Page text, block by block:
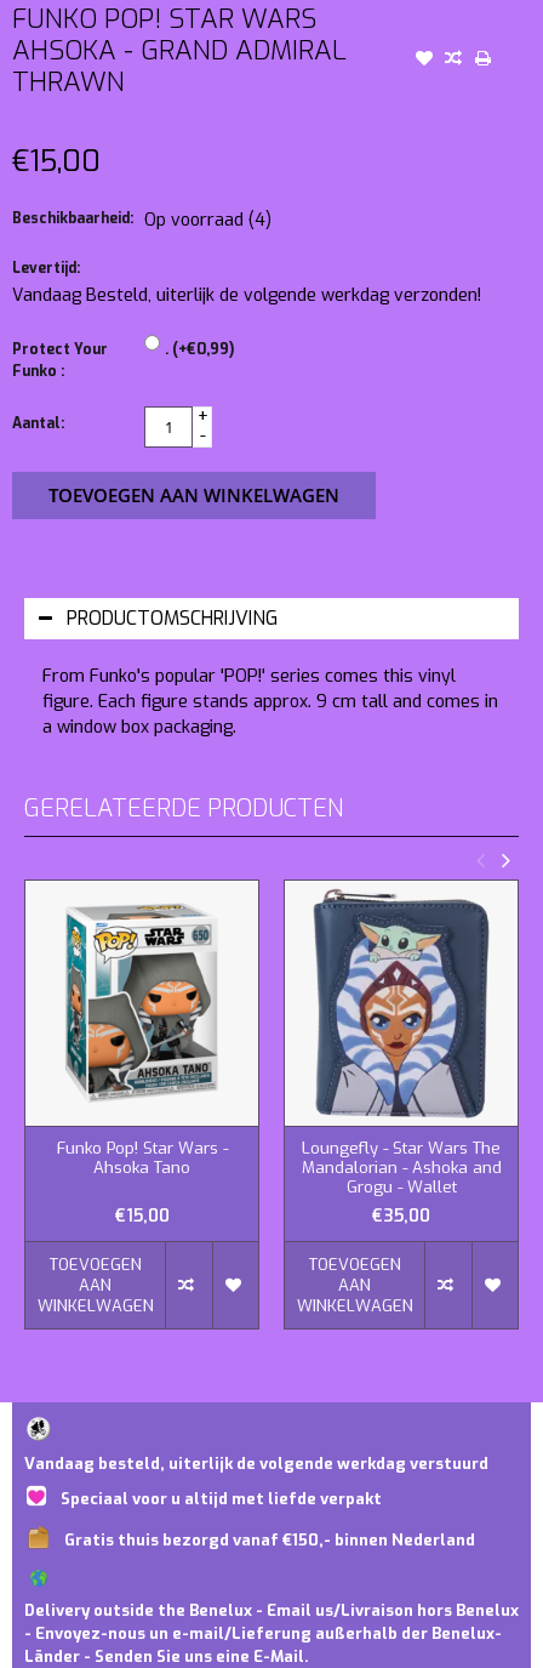
FUNKO POP! STAR WARS
AHSOKA - GRAND ADMIRAL
THRAWN
€15,00
Beschikbaarheid: Op voorraad (4)
Levertijd:
Vandaag Besteld, uiterlijk de volgende werkdag verzonden!
Protect Your
Funko :
. (+€0,99)
Aantal:
+
-
TOEVOEGEN AAN WINKELWAGEN
PRODUCTOMSCHRIJVING
From Funko's popular 'POP!' series comes this vinyl
figure. Each figure stands approx. 9 cm tall and comes in
a window box packaging.
GERELATEERDE PRODUCTEN
Funko Pop! Star Wars -
Ahsoka Tano
€15,00
TOEVOEGEN
AAN
WINKELWAGEN
Loungefly - Star Wars The
Mandalorian - Ashoka and
Grogu - Wallet
€35,00
TOEVOEGEN
AAN
WINKELWAGEN
Vandaag besteld, uiterlijk de volgende werkdag verstuurd
Speciaal voor u altijd met liefde verpakt
Gratis thuis bezorgd vanaf €150,- binnen Nederland
Delivery outside the Benelux - Email us/Livraison hors Benelux
- Envoyez-nous un e-mail/Lieferung außerhalb der Benelux-
Länder - Senden Sie uns eine E-Mail.